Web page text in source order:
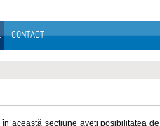
CONTACT
această secţiune aveţi posibilitatea